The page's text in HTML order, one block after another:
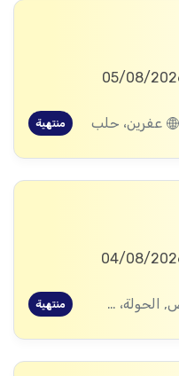
عفرين، حلب منتهية
تلدو، حمص, الحولة، حمص منتهية